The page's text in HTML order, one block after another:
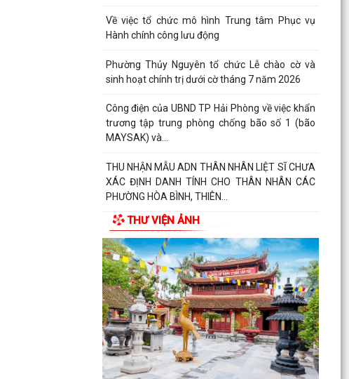
Về việc tổ chức mô hình Trung tâm Phục vụ
Hành chính công lưu động
Phường Thủy Nguyên tổ chức Lễ chào cờ và
sinh hoạt chính trị dưới cờ tháng 7 năm 2026
Công điện của UBND TP Hải Phòng về việc khẩn
trương tập trung phòng chống bão số 1 (bão
MAYSAK) và...
THU NHẬN MẪU ADN THÂN NHÂN LIỆT SĨ CHƯA
XÁC ĐỊNH DANH TÍNH CHO THÂN NHÂN CÁC
PHƯỜNG HÒA BÌNH, THIÊN...
THÔNG BÁO Lịch tiếp công dân định kỳ của Chủ
tịch Ủy ban nhân dân phường Thủy Nguyên 6
tháng cuối...
PHƯỜNG THỦY NGUYÊN TRIỂN KHAI KẾ HOẠCH
THU NHẬN MẪU ADN THÂN NHÂN LIỆT SĨ CHƯA
XÁC ĐỊNH DANH TÍNH
PHƯỜNG THỦY NGUYÊN TRIỂN KHAI VẬN ĐỘNG
ỦNG HỘ QUỸ "ĐỀN ƠN ĐÁP NGHĨA" NĂM 2026
THƯ VIỆN ẢNH